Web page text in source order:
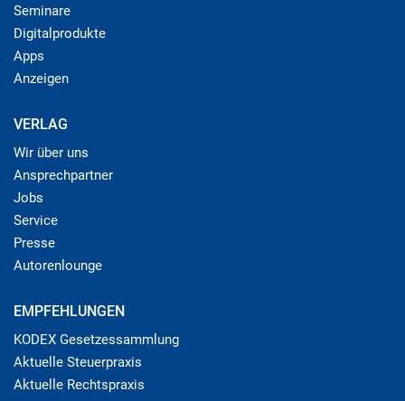
Seminare
Digitalprodukte
Apps
Anzeigen
VERLAG
Wir über uns
Ansprechpartner
Jobs
Service
Presse
Autorenlounge
EMPFEHLUNGEN
KODEX Gesetzessammlung
Aktuelle Steuerpraxis
Aktuelle Rechtspraxis